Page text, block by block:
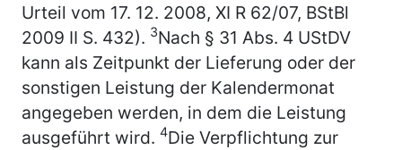
Urteil vom 17. 12. 2008, XI R 62/07, BStBl
2009 II S. 432). 3Nach § 31 Abs. 4 UStDV
kann als Zeitpunkt der Lieferung oder der
sonstigen Leistung der Kalendermonat
angegeben werden, in dem die Leistung
ausgeführt wird. 4Die Verpflichtung zur